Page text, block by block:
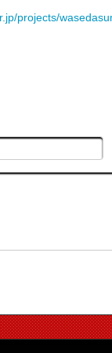
projects/